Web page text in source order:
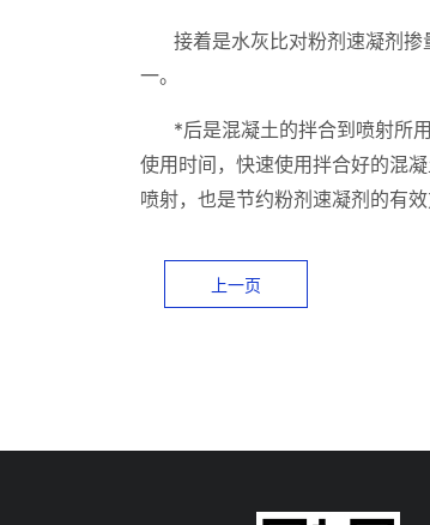
接着是水灰比对粉剂速凝剂
一。
*后是混凝土的拌合到喷射所
使用时间，快速使用拌合好的混
喷射，也是节约粉剂速凝剂的有效
上一页